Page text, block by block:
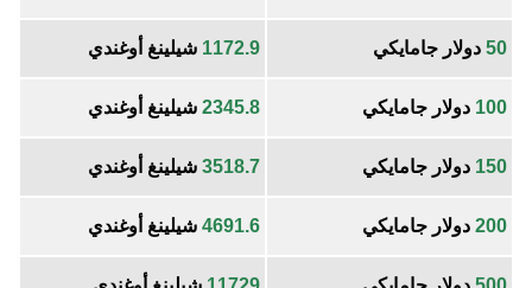
50 دولار جامايكي 1172.9 شيلينغ أوغندي
100 دولار جامايكي 2345.8 شيلينغ أوغندي
150 دولار جامايكي 3518.7 شيلينغ أوغندي
200 دولار جامايكي 4691.6 شيلينغ أوغندي